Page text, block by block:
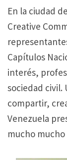
En la ciudad
Creative
Capítulos
interés,
sociedad civil.
compartir,
Venezuela
mucho